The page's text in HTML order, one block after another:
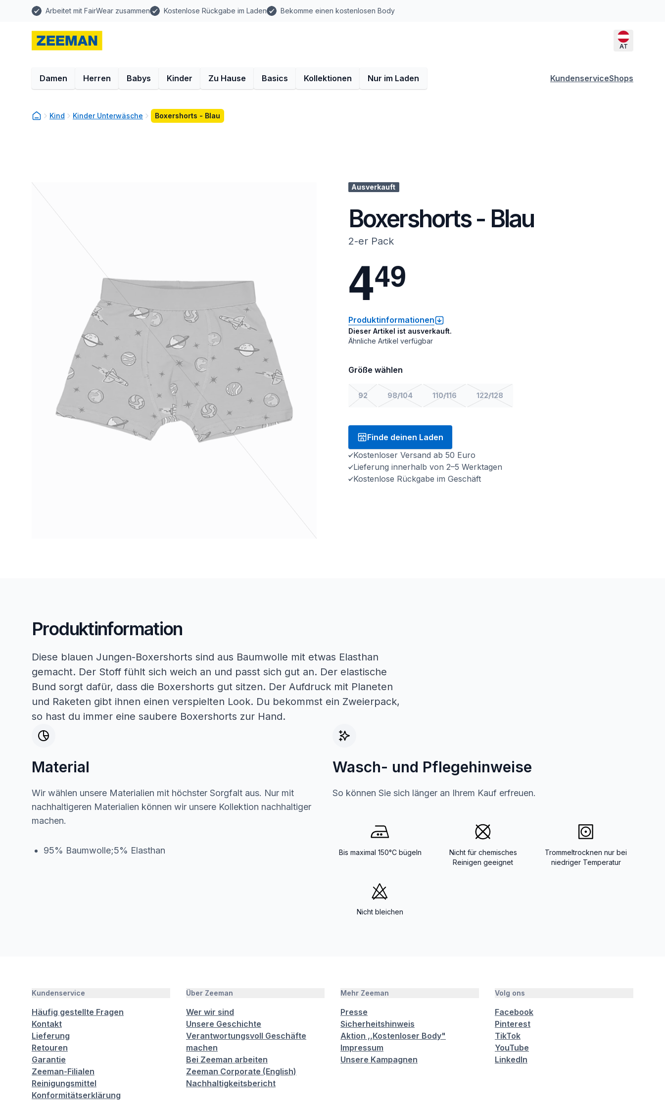
Arbeitet mit FairWear zusammen Kostenlose Rückgabe im Laden Bekomme einen kostenlosen Body
AT
Damen Herren Babys Kinder Zu Hause Basics Kollektionen Nur im Laden KundenserviceShops
Kind Kinder Unterwäsche Boxershorts - Blau
Ausverkauft
Boxershorts - Blau
2-er Pack
449
Produktinformationen
Dieser Artikel ist ausverkauft.
Ähnliche Artikel verfügbar
Größe wählen
92 98/104 110/116 122/128
Finde deinen Laden
Kostenloser Versand ab 50 Euro
Lieferung innerhalb von 2–5 Werktagen
Kostenlose Rückgabe im Geschäft
Produktinformation
Diese blauen Jungen-Boxershorts sind aus Baumwolle mit etwas Elasthan
gemacht. Der Stoff fühlt sich weich an und passt sich gut an. Der elastische
Bund sorgt dafür, dass die Boxershorts gut sitzen. Der Aufdruck mit Planeten
und Raketen gibt ihnen einen verspielten Look. Du bekommst ein Zweierpack,
so hast du immer eine saubere Boxershorts zur Hand.
Material
Wir wählen unsere Materialien mit höchster Sorgfalt aus. Nur mit
nachhaltigeren Materialien können wir unsere Kollektion nachhaltiger
machen.
95% Baumwolle;5% Elasthan
Wasch- und Pflegehinweise
So können Sie sich länger an Ihrem Kauf erfreuen.
Bis maximal 150°C bügeln
Nicht für chemisches
Reinigen geeignet
Trommeltrocknen nur bei
niedriger Temperatur
Nicht bleichen
Kundenservice
Häufig gestellte Fragen
Kontakt
Lieferung
Retouren
Garantie
Zeeman-Filialen
Reinigungsmittel
Konformitätserklärung
Über Zeeman
Wer wir sind
Unsere Geschichte
Verantwortungsvoll Geschäfte
machen
Bei Zeeman arbeiten
Zeeman Corporate (English)
Nachhaltigkeitsbericht
Mehr Zeeman
Presse
Sicherheitshinweis
Aktion ,,Kostenloser Body"
Impressum
Unsere Kampagnen
Volg ons
Facebook
Pinterest
TikTok
YouTube
LinkedIn